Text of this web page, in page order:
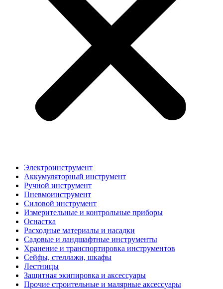
Электроинструмент
Аккумуляторный инструмент
Ручной инструмент
Пневмоинструмент
Силовой инструмент
Измерительные и контрольные приборы
Оснастка
Расходные материалы и насадки
Садовые и ландшафтные инструменты
Хранение и транспортировка инструментов
Сейфы, стеллажи, шкафы
Лестницы
Защитная экипировка и аксессуары
Прочие строительные и малярные аксессуары